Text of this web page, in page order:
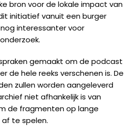
bron voor de lokale impact van
initiatief vanuit een burger
interessanter voor
gemaakt om de podcast
de hele reeks verschenen is. De
zullen worden aangeleverd
niet afhankelijk is van
de fragmenten op lange
te spelen.